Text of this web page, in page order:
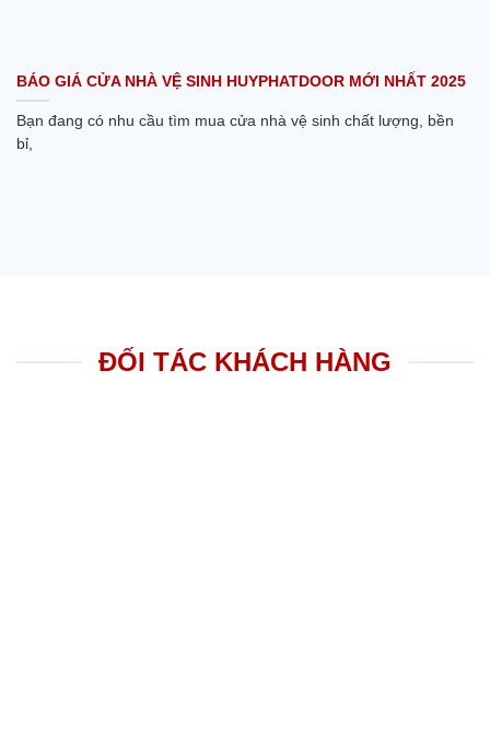
BÁO GIÁ CỬA NHÀ VỆ SINH HUYPHATDOOR MỚI NHẤT 2025
Bạn đang có nhu cầu tìm mua cửa nhà vệ sinh chất lượng, bền
bỉ,
ĐỐI TÁC KHÁCH HÀNG